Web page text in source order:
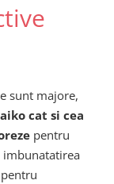
sunt majore,
cat si cea
pentru
imbunatatirea